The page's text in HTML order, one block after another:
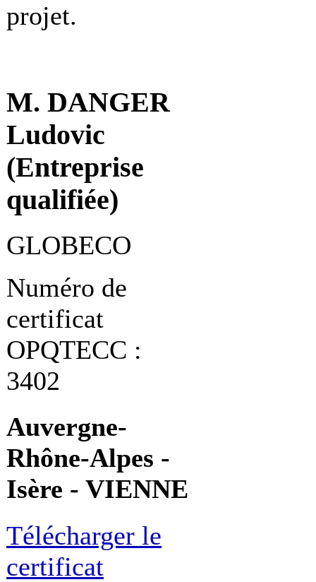
projet.
M. DANGER
Ludovic
(Entreprise
qualifiée)
GLOBECO
Numéro de
certificat
OPQTECC :
3402
Auvergne-
Rhône-Alpes -
Isère - VIENNE
Télécharger le
certificat